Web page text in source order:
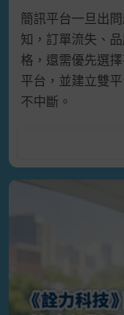
簡訊平台一旦出
知，訂單流失、
格，還需優先選
平台，並建立雙
不中斷。